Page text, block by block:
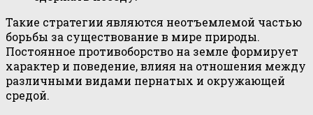
Такие стратегии являются неотъемлемой частью
борьбы за существование в мире природы.
Постоянное противоборство на земле формирует
характер и поведение, влияя на отношения между
различными видами пернатых и окружающей
средой.